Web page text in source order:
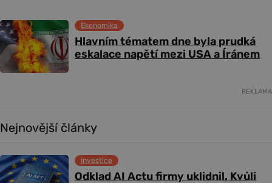
Hlavním tématem dne byla prudká
eskalace napětí mezi USA a Íránem
Ekonomika
REKLAMA
Nejnovější články
Odklad AI Actu firmy uklidnil. Kvůli
Investice